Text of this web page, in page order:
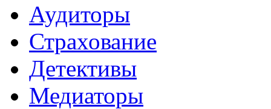
Аудиторы
Страхование
Детективы
Медиаторы